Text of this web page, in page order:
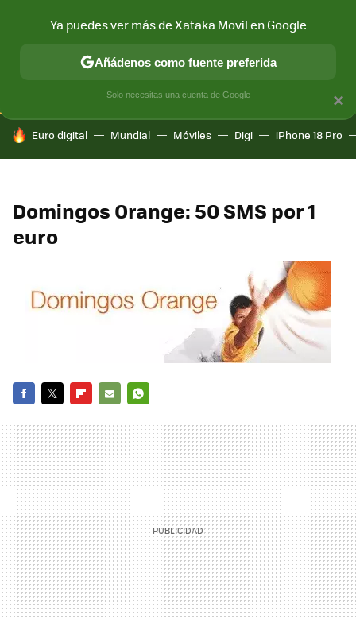
CONECTIVIDAD MÓVIL Y SOCIEDAD APLICACIONES
HOY SE HABLA DE
Euro digital Mundial Móviles Digi iPhone 18 Pro
Domingos Orange: 50 SMS por 1
euro
MAIL
×
Ya puedes ver más de Xataka Movil en Google
Añádenos como fuente preferida
Solo necesitas una cuenta de Google